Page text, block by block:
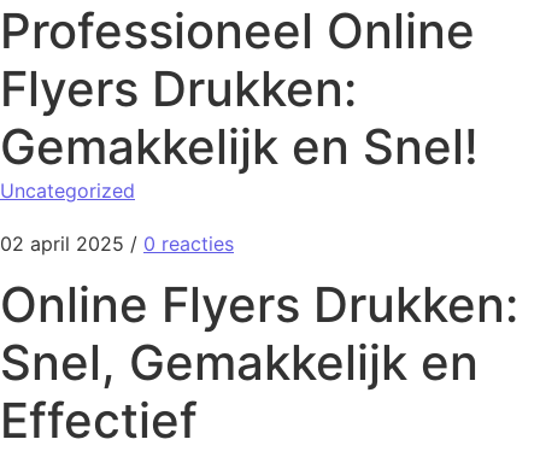
Professioneel Online
Flyers Drukken:
Gemakkelijk en Snel!
Uncategorized
02 april 2025 / 0 reacties
Online Flyers Drukken:
Snel, Gemakkelijk en
Effectief